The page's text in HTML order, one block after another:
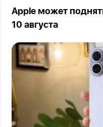
Apple может
10 августа